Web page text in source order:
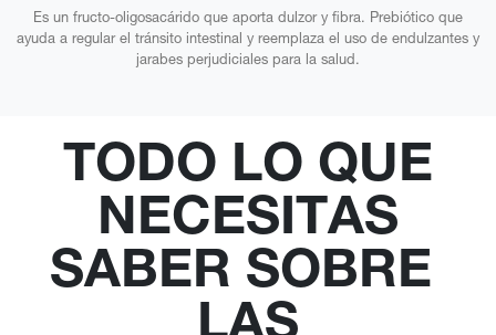
Es un fructo-oligosacárido que aporta dulzor y fibra. Prebiótico que
ayuda a regular el tránsito intestinal y reemplaza el uso de endulzantes y
jarabes perjudiciales para la salud.
TODO LO QUE
NECESITAS
SABER SOBRE